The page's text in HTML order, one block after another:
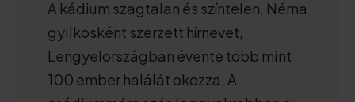
A kádium szagtalan és színtelen. Néma
gyilkosként szerzett hírnevet,
Lengyelországban évente több mint
100 ember halálát okozza. A